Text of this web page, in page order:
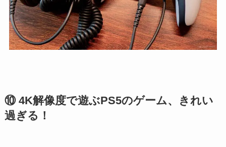
⑩ 4K解像度で遊ぶPS5のゲーム、きれい
過ぎる！